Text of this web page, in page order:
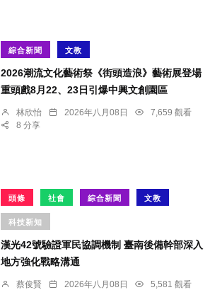
綜合新聞 文教
2026潮流文化藝術祭《街頭造浪》藝術展登場
重頭戲8月22、23日引爆中興文創園區
林欣怡 2026年八月08日
7,659 觀看
8 分享
頭條 社會 綜合新聞 文教
科技新知
漢光42號驗證軍民協調機制 臺南後備幹部深入
地方強化戰略溝通
蔡俊賢 2026年八月08日
5,581 觀看